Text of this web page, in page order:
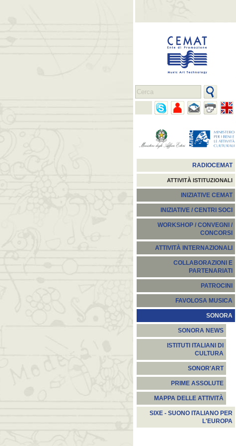
RADIOCEMAT
ATTIVITÀ ISTITUZIONALI
INIZIATIVE CEMAT
INIZIATIVE / CENTRI SOCI
WORKSHOP / CONVEGNI /
CONCORSI
ATTIVITÀ INTERNAZIONALI
COLLABORAZIONI E
PARTENARIATI
PATROCINI
FAVOLOSA MUSICA
SONORA
SONORA NEWS
ISTITUTI ITALIANI DI
CULTURA
SONOR'ART
PRIME ASSOLUTE
MAPPA DELLE ATTIVITÀ
SIXE - SUONO ITALIANO PER
L'EUROPA